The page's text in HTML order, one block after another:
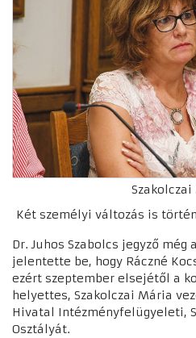
Szakolczai
Két személyi változás is
Dr. Juhos Szabolcs jegyző
jelentette be, hogy Ráczné
ezért szeptember elsejétől a
helyettes, Szakolczai Mária
Hivatal Intézményfelügyeleti,
Osztályát.